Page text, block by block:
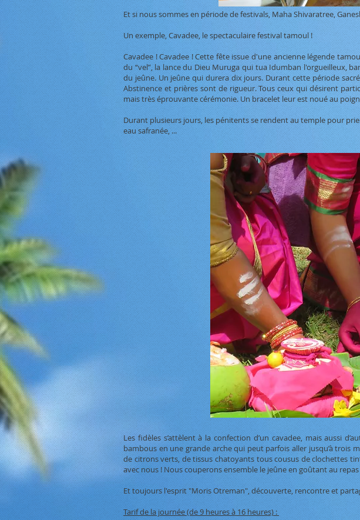
Et si nous sommes en période de festivals, Maha Shivaratree,
Un exemple, Cavadee, le spectaculaire festival tamoul !
Cavadee ! Cavadee ! Cette fête issue d'une ancienne légende
du “vel”, la lance du Dieu Muruga qui tua Idumban l'orgueilleux,
du jeûne. Un jeûne qui durera dix jours. Durant cette période
Abstinence et prières sont de rigueur. Tous ceux qui désirent
mais très éprouvante cérémonie. Un bracelet leur est noué au
Durant plusieurs jours, les pénitents se rendent au temple pour
eau safranée, ...
Les fidèles s’attèlent à la confection d’un cavadee, mais aussi
bambous en une grande arche qui peut parfois aller jusqu’à trois
de citrons verts, de tissus chatoyants tous cousus de clochettes
avec nous ! Nous couperons ensemble le jeûne en goûtant au repas
Et toujours l'esprit "Moris Otreman", découverte, rencontre et
Tarif de la journée (de 9 heures à 16 heures) :